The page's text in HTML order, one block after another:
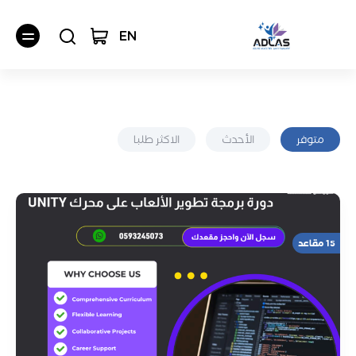
دورات الروبوت والذكاء الاصطناعي
دورات تعلم اللغة الإنجليزية
أساسيات تعلم تطوير الألعاب على Unity
EN
متوفر الأحدث الاكثر طلبا
15 مقاعد